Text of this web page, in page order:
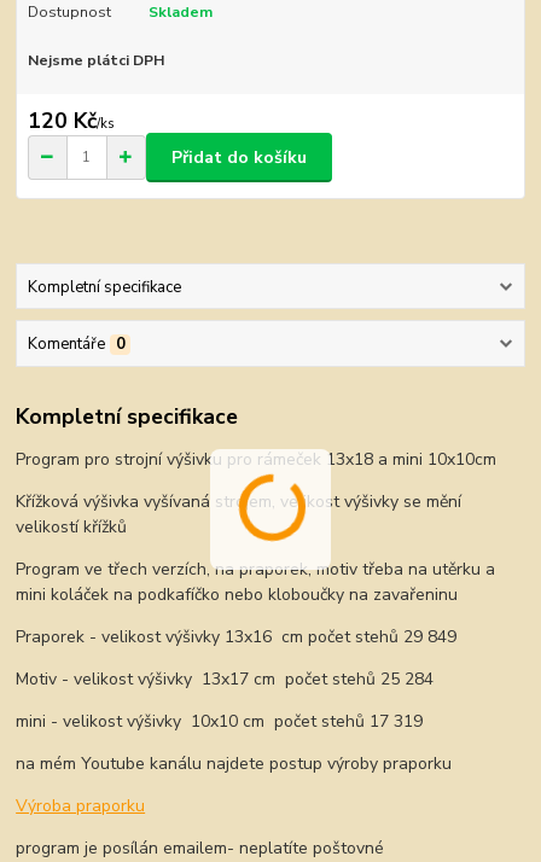
Dostupnost Skladem
Nejsme plátci DPH
120 Kč/ks
Přidat do košíku
Kompletní specifikace
Komentáře 0
Kompletní specifikace
Program pro strojní výšivku pro rámeček 13x18 a mini 10x10cm
Křížková výšivka vyšívaná strojem, velikost výšivky se mění
velikostí křížků
Program ve třech verzích, na praporek, motiv třeba na utěrku a
mini koláček na podkafíčko nebo kloboučky na zavařeninu
Praporek - velikost výšivky 13x16 cm počet stehů 29 849
Motiv - velikost výšivky 13x17 cm počet stehů 25 284
mini - velikost výšivky 10x10 cm počet stehů 17 319
na mém Youtube kanálu najdete postup výroby praporku
Výroba praporku
program je posílán emailem- neplatíte poštovné